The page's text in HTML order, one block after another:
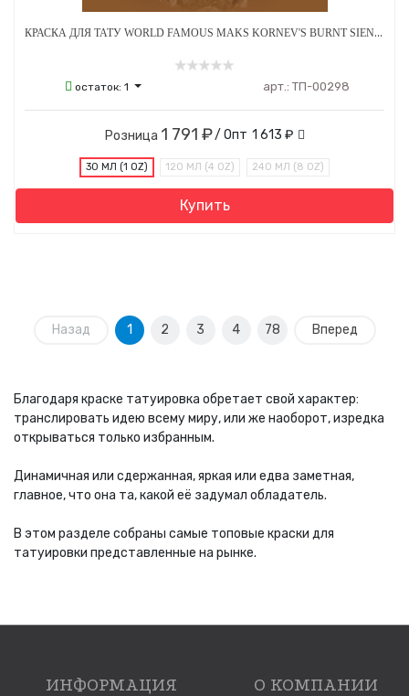
КРАСКА ДЛЯ ТАТУ WORLD FAMOUS MAKS KORNEV'S BURNT SIENNA
остаток:1 арт.: ТП-00298
Розница 1 791 ₽/ Опт 1 613 ₽
30 МЛ (1 OZ) 120 МЛ (4 OZ) 240 МЛ (8 OZ)
Купить
Назад 1 2 3 4 78 Вперед
Благодаря краске татуировка обретает свой характер:
транслировать идею всему миру, или же наоборот, изредка
открываться только избранным.
Динамичная или сдержанная, яркая или едва заметная,
главное, что она та, какой её задумал обладатель.
В этом разделе собраны самые топовые краски для
татуировки представленные на рынке.
ИНФОРМАЦИЯ О КОМПАНИИ